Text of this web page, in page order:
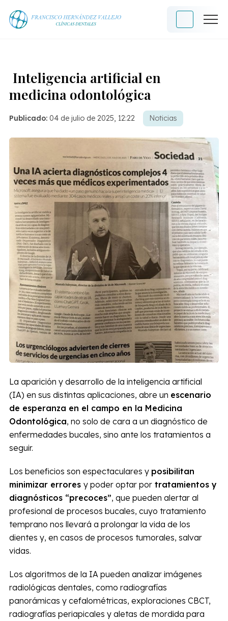
Inteligencia artificial en
medicina odontológica
Publicado: 04 de julio de 2025, 12:22 Noticias
La aparición y desarrollo de la inteligencia artificial
(IA) en sus distintas aplicaciones, abre un escenario
de esperanza en el campo en la Medicina
Odontológica, no solo de cara a un diagnóstico de
enfermedades bucales, sino ante los tratamientos a
seguir.
Los beneficios son espectaculares y posibilitan
minimizar errores y poder optar portratamientos y
diagnósticos “precoces”, que pueden alertar al
profesional de procesos bucales, cuyo tratamiento
temprano nos llevará a prolongar la vida de los
dientes y, en casos de procesos tumorales, salvar
vidas.
Los algoritmos de la IA pueden analizar imágenes
radiológicas dentales, como radiografías
panorámicas y cefalométricas, exploraciones CBCT,
radiografías periapicales y aletas de mordida para